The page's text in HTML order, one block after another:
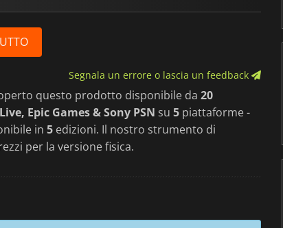
Segnala un errore o lascia un feedback
questo prodotto disponibile da 20
Epic Games & Sony PSN su 5 piattaforme -
in 5 edizioni. Il nostro strumento di
per la versione fisica.